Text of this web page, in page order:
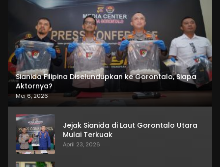
Sianida Filipina Diselundupkan ke Gorontalo, Siapa
Aktornya?
Mei 6, 2026
Jejak Sianida di Laut Gorontalo Utara
Mulai Terkuak
April 23, 2026